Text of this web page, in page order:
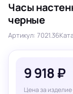
Часы
черные
Артикул: 7021.36
9 918 ₽
Цена за